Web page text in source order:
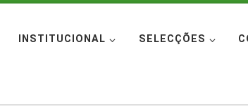
INSTITUCIONAL SELECÇÕES